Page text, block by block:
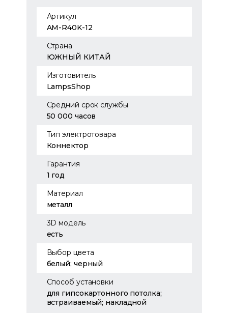
Артикул
AM-R40K-12
Страна
ЮЖНЫЙ КИТАЙ
Изготовитель
LampsShop
Средний срок службы
50 000 часов
Тип электротовара
Коннектор
Гарантия
1 год
Материал
металл
3D модель
есть
Выбор цвета
белый; черный
Способ установки
для гипсокартонного потолка;
встраиваемый; накладной